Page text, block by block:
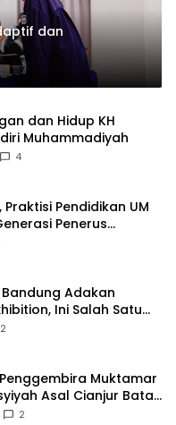
dan
dan Hidup KH
Muhammadiyah
4
Pendidikan UM
Penerus
Bandung Adakan
Ini Salah Satu
2
Muktamar
Asal Cianjur Batal
2